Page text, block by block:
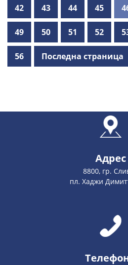
42 43 44 45
49 50 51 52
56 Последна страница
Адрес
8800, гр.
пл. Хаджи